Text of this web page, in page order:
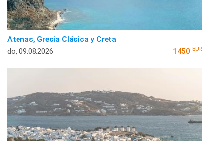
Atenas, Grecia Clásica y Creta
do, 09.08.2026 1450 EUR